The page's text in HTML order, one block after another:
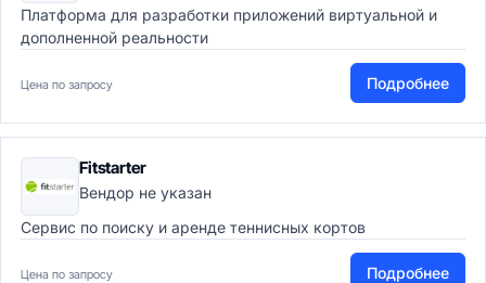
Платформа для разработки приложений виртуальной и
дополненной реальности
Цена по запросу Подробнее
Fitstarter
Вендор не указан
Сервис по поиску и аренде теннисных кортов
Цена по запросу Подробнее